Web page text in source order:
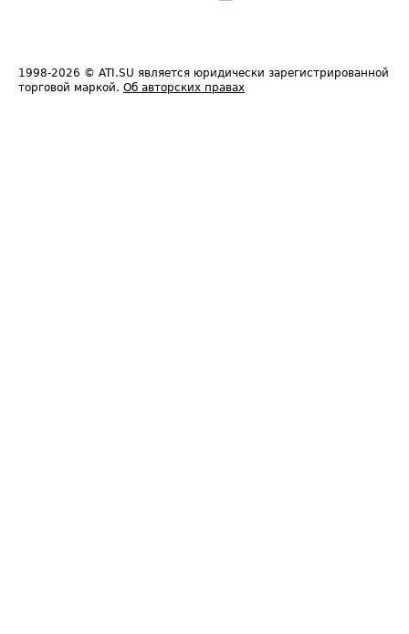
1998-2026 © ATI.SU является юридически зарегистрированной
торговой маркой. Об авторских правах